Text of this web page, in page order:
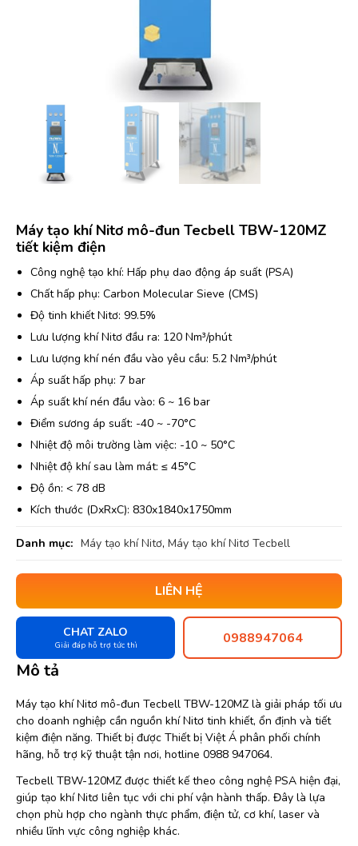
Máy tạo khí Nitơ mô-đun Tecbell TBW-120MZ
tiết kiệm điện
Công nghệ tạo khí: Hấp phụ dao động áp suất (PSA)
Chất hấp phụ: Carbon Molecular Sieve (CMS)
Độ tinh khiết Nitơ: 99.5%
Lưu lượng khí Nitơ đầu ra: 120 Nm³/phút
Lưu lượng khí nén đầu vào yêu cầu: 5.2 Nm³/phút
Áp suất hấp phụ: 7 bar
Áp suất khí nén đầu vào: 6 ~ 16 bar
Điểm sương áp suất: -40 ~ -70°C
Nhiệt độ môi trường làm việc: -10 ~ 50°C
Nhiệt độ khí sau làm mát: ≤ 45°C
Độ ồn: < 78 dB
Kích thước (DxRxC): 830x1840x1750mm
Danh mục: Máy tạo khí Nitơ, Máy tạo khí Nitơ Tecbell
LIÊN HỆ
CHAT ZALO
Giải đáp hỗ trợ tức thì 0988947064
Mô tả
Máy tạo khí Nitơ mô-đun Tecbell TBW-120MZ là giải pháp tối ưu
cho doanh nghiệp cần nguồn khí Nitơ tinh khiết, ổn định và tiết
kiệm điện năng. Thiết bị được Thiết bị Việt Á phân phối chính
hãng, hỗ trợ kỹ thuật tận nơi, hotline 0988 947064.
Tecbell TBW-120MZ được thiết kế theo công nghệ PSA hiện đại,
giúp tạo khí Nitơ liên tục với chi phí vận hành thấp. Đây là lựa
chọn phù hợp cho ngành thực phẩm, điện tử, cơ khí, laser và
nhiều lĩnh vực công nghiệp khác.